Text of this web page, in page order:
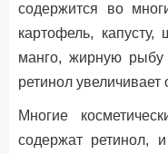
содержится во
картофель,
манго, жирную
ретинол
Многие
содержат ретинол,